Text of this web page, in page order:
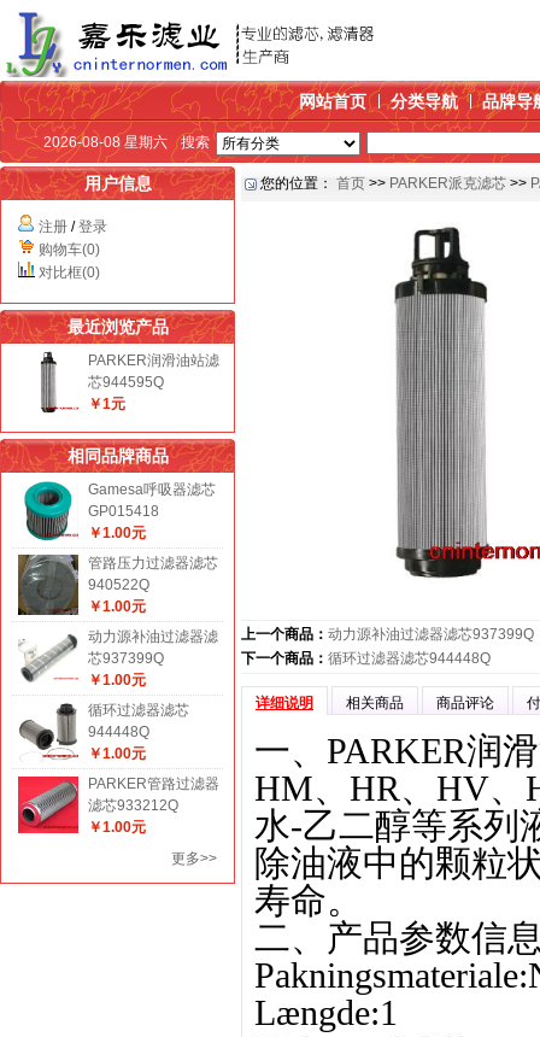
网站首页 分类导航 品牌导
2026-08-08 星期六 搜索
用户信息
注册 /登录
购物车(0)
对比框(0)
最近浏览产品
PARKER润滑油站滤
芯944595Q
￥1元
相同品牌商品
Gamesa呼吸器滤芯
GP015418
￥1.00元
管路压力过滤器滤芯
940522Q
￥1.00元
动力源补油过滤器滤
芯937399Q
￥1.00元
循环过滤器滤芯
944448Q
￥1.00元
PARKER管路过滤器
滤芯933212Q
￥1.00元
更多>>
您的位置： 首页 >> PARKER派克滤芯 >>
上一个商品： 动力源补油过滤器滤芯937399Q
下一个商品： 循环过滤器滤芯944448Q
详细说明 相关商品 商品评论
一、PARKER润
HM、 HR、 HV、
水-乙二醇等系列
除油液中的颗粒
寿命。
二、产品参数信
Længde:1